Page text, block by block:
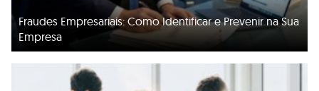
Fraudes Empresariais: Como Identificar e Prevenir na Sua
Empresa